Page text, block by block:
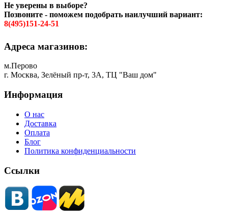
Не уверены в выборе?
Позвоните - поможем подобрать наилучший вариант:
8(495)151-24-51
Адреса магазинов:
м.Перово
г. Москва, Зелёный пр-т, 3А, ТЦ "Ваш дом"
Информация
О нас
Доставка
Оплата
Блог
Политика конфиденциальности
Ссылки